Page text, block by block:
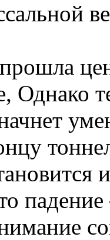
Однако